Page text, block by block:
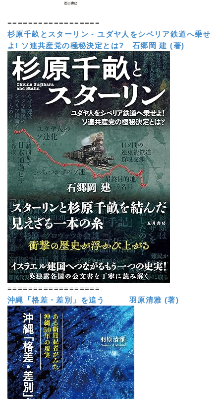
==================
杉原千畝とスターリン -ユダヤ人をシベリア鉄道へ乗せ
よ! ソ連共産党の極秘決定とは?
石郷岡 建 (著)
==================
沖縄「格差・差別」を追う 羽原清雅 (著)